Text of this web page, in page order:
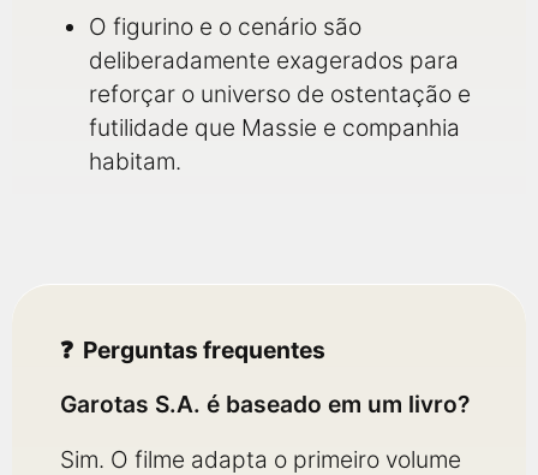
O figurino e o cenário são
deliberadamente exagerados para
reforçar o universo de ostentação e
futilidade que Massie e companhia
habitam.
Perguntas frequentes
Garotas S.A. é baseado em um livro?
Sim. O filme adapta o primeiro volume